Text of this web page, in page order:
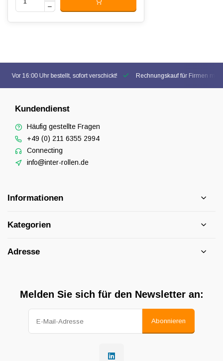
Vor 16:00 Uhr bestellt, sofort verschickt! Rechnungskauf für Firmen
Kundendienst
Häufig gestellte Fragen
+49 (0) 211 6355 2994
Connecting
info@inter-rollen.de
Informationen
Kategorien
Adresse
Melden Sie sich für den Newsletter an:
Abonnieren